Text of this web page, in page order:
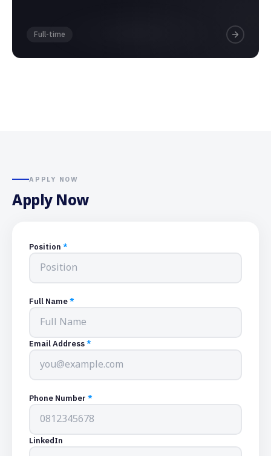
Full-time
APPLY NOW
Apply Now
Position *
Full Name*
Email Address*
Phone Number *
LinkedIn